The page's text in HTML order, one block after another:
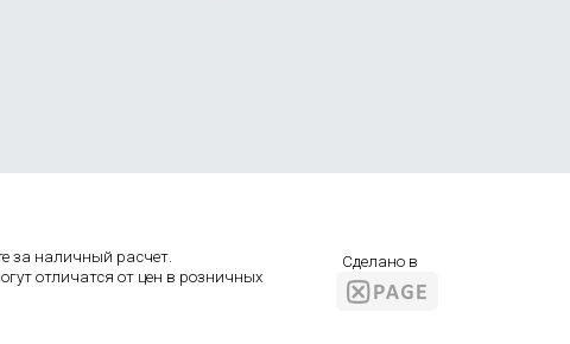
за наличный расчет.
отличатся от цен в розничных
Сделано в